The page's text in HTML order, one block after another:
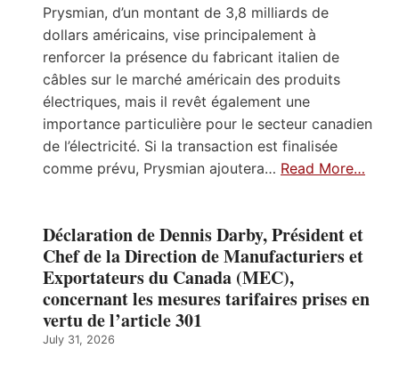
Prysmian, d’un montant de 3,8 milliards de
dollars américains, vise principalement à
renforcer la présence du fabricant italien de
câbles sur le marché américain des produits
électriques, mais il revêt également une
importance particulière pour le secteur canadien
de l’électricité. Si la transaction est finalisée
comme prévu, Prysmian ajoutera… Read More…
Déclaration de Dennis Darby, Président et
Chef de la Direction de Manufacturiers et
Exportateurs du Canada (MEC),
concernant les mesures tarifaires prises en
vertu de l’article 301
July 31, 2026